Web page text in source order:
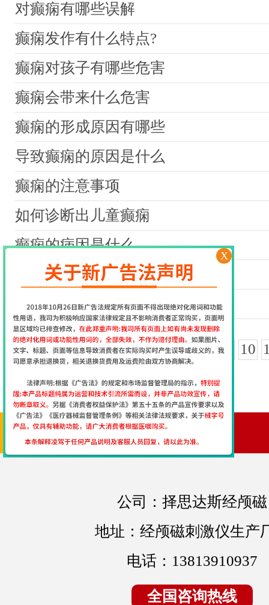
对癫痫有哪些误解
癫痫发作有什么特点?
癫痫对孩子有哪些危害
癫痫会带来什么危害
癫痫的形成原因有哪些
导致癫痫的原因是什么
癫痫的注意事项
如何诊断出儿童癫痫
癫痫的病因是什么
如何预防癫痫
癫痫如何有效治疗
首页 上一页 1 2 3 4 5 6 7 8 10
联系我们
公司：择思达斯经颅磁
地址：经颅磁刺激仪生产
电话：13813910937
全国咨询热线
X